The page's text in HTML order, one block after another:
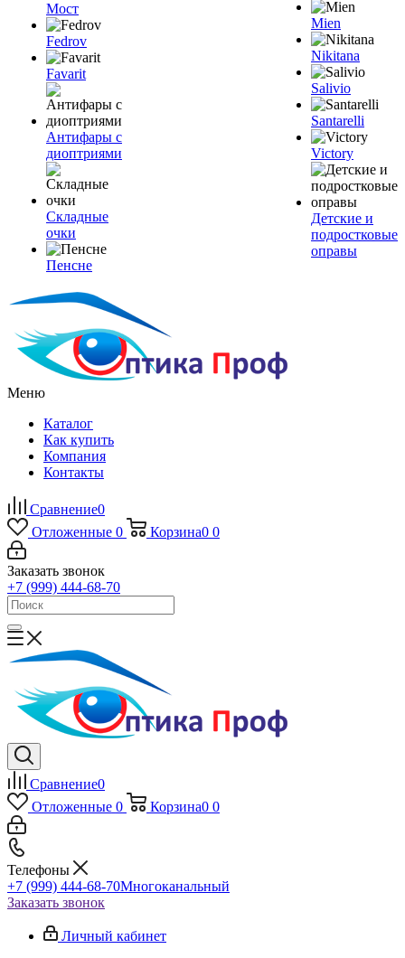
Мост
Fedrov
Favarit
Антифары с
диоптриями
Складные
очки
Пенсне
Mien
Nikitana
Salivio
Santarelli
Victory
Детские и
подростковые
оправы
Меню
Каталог
Как купить
Компания
Контакты
Сравнение0
Отложенные 0 Корзина0 0
Заказать звонок
+7 (999) 444-68-70
Сравнение0
Отложенные 0 Корзина0 0
Телефоны
+7 (999) 444-68-70Многоканальный
Заказать звонок
Личный кабинет